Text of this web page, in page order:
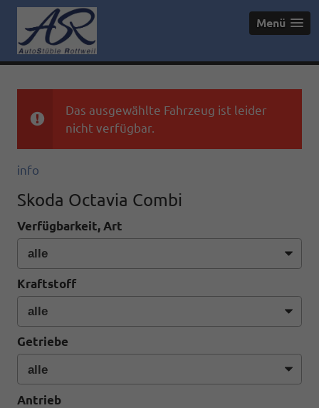
Menü
Das ausgewählte Fahrzeug ist leider
nicht verfügbar.
info
Skoda Octavia Combi
Verfügbarkeit, Art
Kraftstoff
Getriebe
Antrieb